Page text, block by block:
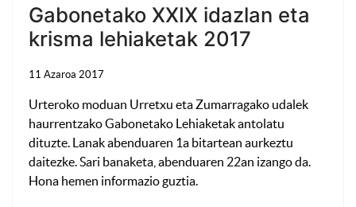
Gabonetako XXIX idazlan eta
krisma lehiaketak 2017
11 Azaroa 2017
Urteroko moduan Urretxu eta Zumarragako udalek
haurrentzako Gabonetako Lehiaketak antolatu
dituzte. Lanak abenduaren 1a bitartean aurkeztu
daitezke. Sari banaketa, abenduaren 22an izango da.
Hona hemen informazio guztia.